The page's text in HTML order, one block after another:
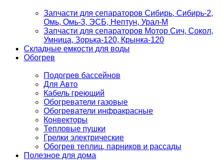
Запчасти для сепараторов Сибирь, Сибирь-2,
Омь, Омь-3, ЭСБ, Нептун, Урал-М
Запчасти для сепараторов Мотор Сич, Сокол,
Умница, Зорька-120, Крынка-120
Складные емкости для воды
Обогрев
Подогрев бассейнов
Для Авто
Кабель греющий
Обогреватели газовые
Обогреватели инфракрасные
Конвекторы
Тепловые пушки
Грелки электрические
Обогрев теплиц, парников и рассады
Полезное для дома